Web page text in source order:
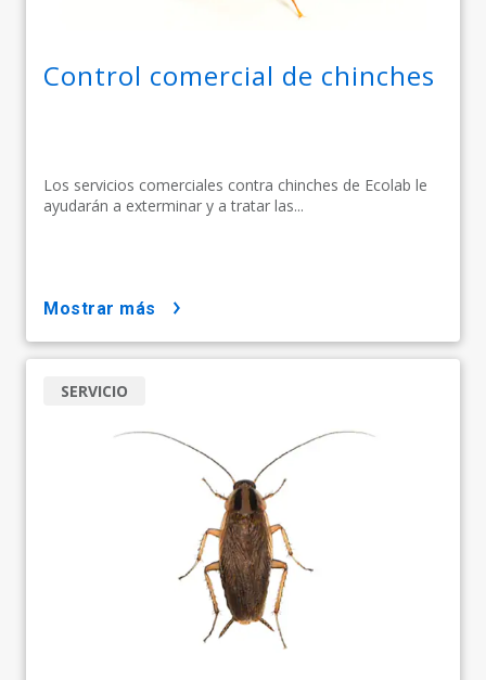
Control comercial de chinches
Los servicios comerciales contra chinches de Ecolab le
ayudarán a exterminar y a tratar las...
mostrar más
SERVICIO